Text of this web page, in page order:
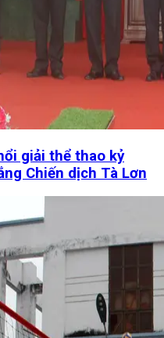
giải thể thao kỷ
Chiến dịch Tà Lơn